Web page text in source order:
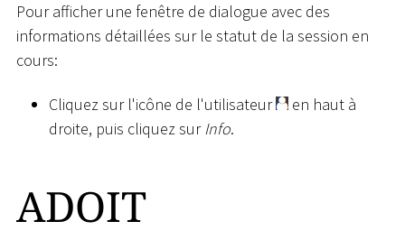
Pour afficher une fenêtre de dialogue avec des
informations détaillées sur le statut de la session en
cours:
Cliquez sur l'icône de l'utilisateur
en haut à
droite, puis cliquez surInfo.
ADOIT